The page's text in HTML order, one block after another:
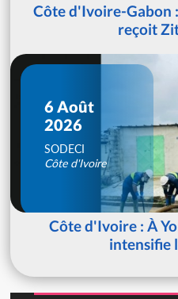
Côte d'Ivoire-Gabon
reçoit
6 Août
2026
SODECI
Côte d'Ivoire
Côte d'Ivoire : À
intensifie